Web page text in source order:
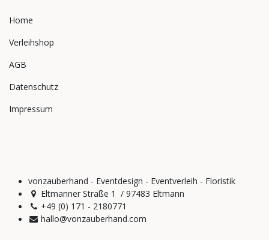
Home
Verleihshop
AGB
Datenschutz
Impressum
vonzauberhand - Eventdesign - Eventverleih - Floristik
Eltmanner Straße 1 / 97483 Eltmann
+49 (0) 171 - 2180771
hallo@vonzauberhand.com